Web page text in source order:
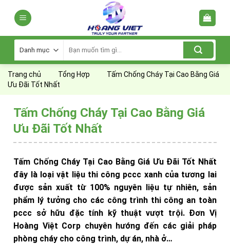
kiếm:
Trang chủ Tổng Hợp
Tấm Chống Cháy Tại Cao Bằng Giá
Ưu Đãi Tốt Nhất
Tấm Chống Cháy Tại Cao Bằng Giá
Ưu Đãi Tốt Nhất
Tấm Chống Cháy Tại Cao Bằng Giá Ưu Đãi Tốt Nhất
đây là loại vật liệu thi công pccc xanh của tương lai
được sản xuất từ 100% nguyên liệu tự nhiên, sản
phẩm lý tưởng cho các công trình thi công an toàn
pccc sở hữu đặc tính kỹ thuật vượt trội. Đơn Vị
Hoàng Việt Corp chuyên hướng đến các giải pháp
phòng cháy cho công trình, dự án, nhà ở…